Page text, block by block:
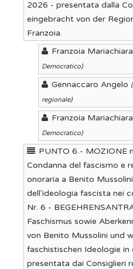
2026 - presentata dalla
eingebracht von der
Franzoia.
Franzoia Mariachiara
Democratico)
Gennaccaro Angelo
regionale)
Franzoia Mariachiara
Democratico)
PUNTO 6 - MOZIONE
Condanna del fascismo e
onoraria a Benito
dell'ideologia fascista nei
Nr. 6 -
Faschismus sowie
von Benito Mussolini und
faschistischen Ideologie in
presentata dai Consiglieri